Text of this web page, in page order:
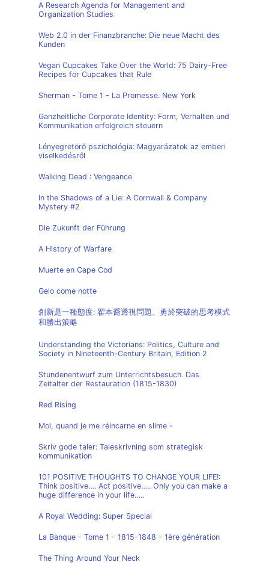
A Research Agenda for Management and
Organization Studies
Web 2.0 in der Finanzbranche: Die neue Macht des
Kunden
Vegan Cupcakes Take Over the World: 75 Dairy-Free
Recipes for Cupcakes that Rule
Sherman - Tome 1 - La Promesse. New York
Ganzheitliche Corporate Identity: Form, Verhalten und
Kommunikation erfolgreich steuern
Lényegretörő pszichológia: Magyarázatok az emberi
viselkedésről
Walking Dead : Vengeance
In the Shadows of a Lie: A Cornwall & Company
Mystery #2
Die Zukunft der Führung
A History of Warfare
Muerte en Cape Cod
Gelo come notte
創新是一種態度: 翟本喬透視問題、勇於突破的思考模式
和勝出策略
Understanding the Victorians: Politics, Culture and
Society in Nineteenth-Century Britain, Edition 2
Stundenentwurf zum Unterrichtsbesuch. Das
Zeitalter der Restauration (1815-1830)
Red Rising
Moi, quand je me réincarne en slime -
Skriv gode taler: Taleskrivning som strategisk
kommunikation
101 POSITIVE THOUGHTS TO CHANGE YOUR LIFE!:
Think positive…. Act positive….. Only you can make a
huge difference in your life…..
A Royal Wedding: Super Special
La Banque - Tome 1 - 1815-1848 - 1ère génération
The Thing Around Your Neck